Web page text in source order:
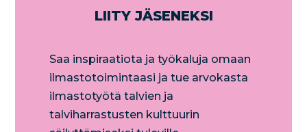
LIITY JÄSENEKSI
​Saa inspiraatiota ja työkaluja omaan
ilmastotoimintaasi ja tue arvokasta
ilmastotyötä talvien ja
talviharrastusten kulttuurin